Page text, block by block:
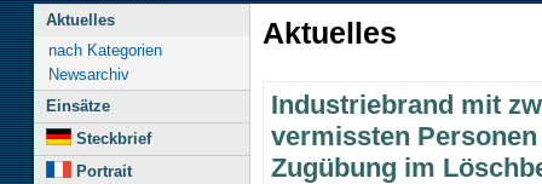
Aktuelles
nach Kategorien
Newsarchiv
Einsätze
Steckbrief
Portrait
Aktuelles
Industriebrand mit
vermissten Personen
Zugübung im